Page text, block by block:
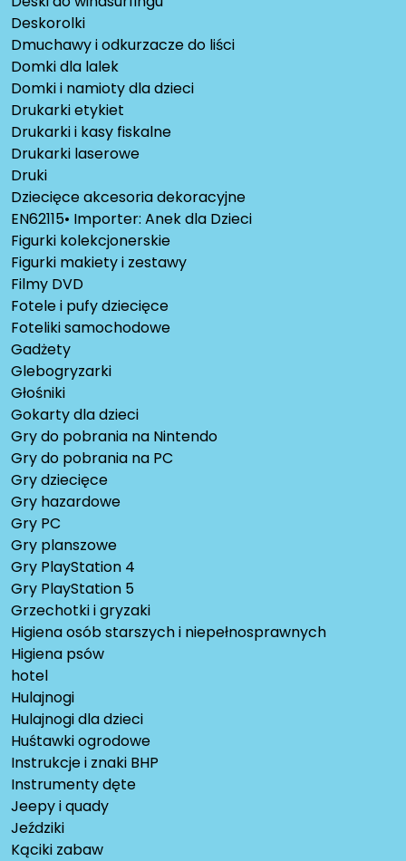
Deskorolki
Dmuchawy i odkurzacze do liści
Domki dla lalek
Domki i namioty dla dzieci
Drukarki etykiet
Drukarki i kasy fiskalne
Drukarki laserowe
Druki
Dziecięce akcesoria dekoracyjne
EN62115• Importer: Anek dla Dzieci
Figurki kolekcjonerskie
Figurki makiety i zestawy
Filmy DVD
Fotele i pufy dziecięce
Foteliki samochodowe
Gadżety
Glebogryzarki
Głośniki
Gokarty dla dzieci
Gry do pobrania na Nintendo
Gry do pobrania na PC
Gry dziecięce
Gry hazardowe
Gry PC
Gry planszowe
Gry PlayStation 4
Gry PlayStation 5
Grzechotki i gryzaki
Higiena osób starszych i niepełnosprawnych
Higiena psów
hotel
Hulajnogi
Hulajnogi dla dzieci
Huśtawki ogrodowe
Instrukcje i znaki BHP
Instrumenty dęte
Jeepy i quady
Jeździki
Kąciki zabaw